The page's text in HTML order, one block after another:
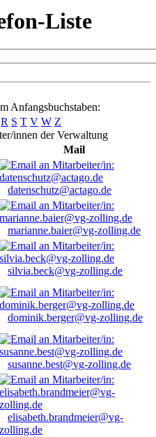
Liste
Anfangsbuchstaben:
R S T V W Z
innen der Verwaltung
Mail
datenschutz@actago.de
marianne.baier@vg-zolling.de
silvia.beck@vg-zolling.de
dominik.berger@vg-zolling.de
susanne.best@vg-zolling.de
elisabeth.brandmeier@vg-
zolling.de